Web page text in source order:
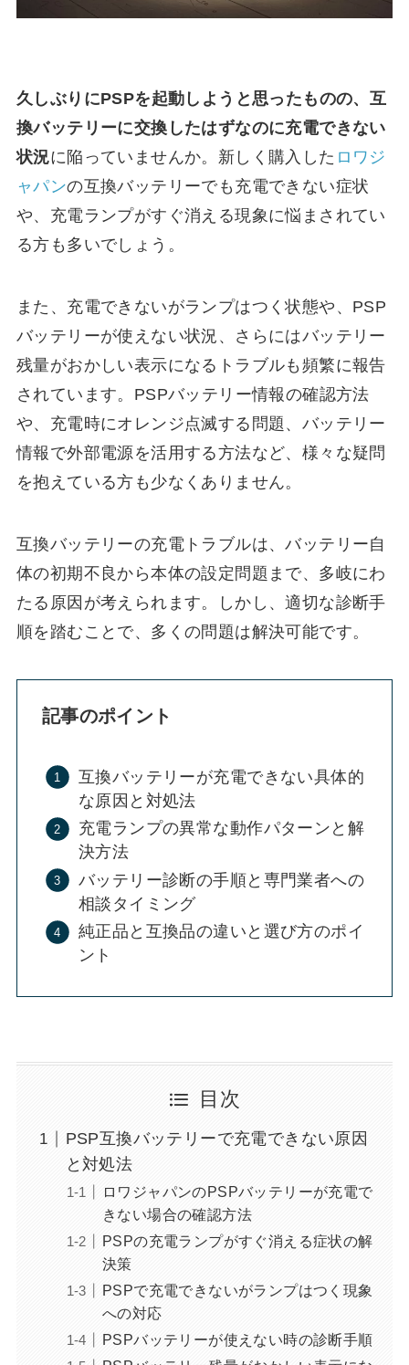
久しぶりにPSPを起動しようと思ったものの、互
換バッテリーに交換したはずなのに充電できない
状況に陥っていませんか。新しく購入した ロワジ
ャパンの互換バッテリーでも充電できない症状
や、充電ランプがすぐ消える現象に悩まされてい
る方も多いでしょう。
また、充電できないがランプはつく状態や、PSP
バッテリーが使えない状況、さらにはバッテリー
残量がおかしい表示になるトラブルも頻繁に報告
されています。PSPバッテリー情報の確認方法
や、充電時にオレンジ点滅する問題、バッテリー
情報で外部電源を活用する方法など、様々な疑問
を抱えている方も少なくありません。
互換バッテリーの充電トラブルは、バッテリー自
体の初期不良から本体の設定問題まで、多岐にわ
たる原因が考えられます。しかし、適切な診断手
順を踏むことで、多くの問題は解決可能です。
記事のポイント
互換バッテリーが充電できない具体的
な原因と対処法
充電ランプの異常な動作パターンと解
決方法
バッテリー診断の手順と専門業者への
相談タイミング
純正品と互換品の違いと選び方のポイ
ント
目次
PSP互換バッテリーで充電できない原因
と対処法
ロワジャパンのPSPバッテリーが充電で
きない場合の確認方法
PSPの充電ランプがすぐ消える症状の解
決策
PSPで充電できないがランプはつく現象
への対応
PSPバッテリーが使えない時の診断手順